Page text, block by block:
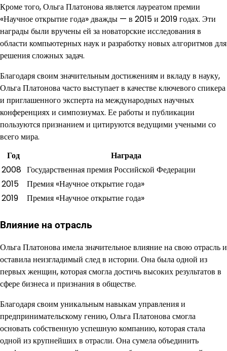
Кроме того, Ольга Платонова является лауреатом премии
«Научное открытие года» дважды — в 2015 и 2019 годах. Эти
награды были вручены ей за новаторские исследования в
области компьютерных наук и разработку новых алгоритмов для
решения сложных задач.
Благодаря своим значительным достижениям и вкладу в науку,
Ольга Платонова часто выступает в качестве ключевого спикера
и приглашенного эксперта на международных научных
конференциях и симпозиумах. Ее работы и публикации
пользуются признанием и цитируются ведущими учеными со
всего мира.
Год
Награда
2008 Государственная премия Российской Федерации
2015
Премия «Научное открытие года»
2019
Премия «Научное открытие года»
Влияние на отрасль
Ольга Платонова имела значительное влияние на свою отрасль и
оставила неизгладимый след в истории. Она была одной из
первых женщин, которая смогла достичь высоких результатов в
сфере бизнеса и признания в обществе.
Благодаря своим уникальным навыкам управления и
предпринимательскому гению, Ольга Платонова смогла
основать собственную успешную компанию, которая стала
одной из крупнейших в отрасли. Она сумела объединить